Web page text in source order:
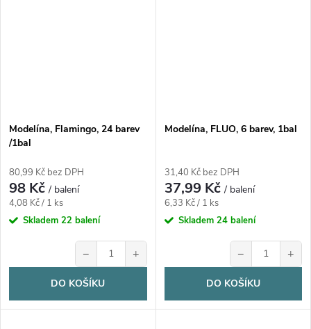
Modelína, Flamingo, 24 barev
/1bal
80,99 Kč bez DPH
98 Kč/ balení
Měrná
cena:
4,08 Kč / 1 ks
Skladem 22 balení
− +
DO KOŠÍKU
Modelína, FLUO, 6 barev, 1bal
31,40 Kč bez DPH
37,99 Kč/ balení
Měrná
cena:
6,33 Kč / 1 ks
Skladem 24 balení
− +
DO KOŠÍKU